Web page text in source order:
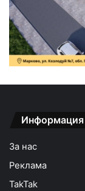
Информация
За нас
Реклама
TakTak